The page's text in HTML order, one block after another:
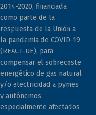
2014-2020, financiada
como parte de la
respuesta de la Unión a
la pandemia de COVID-19
(REACT-UE), para
compensar el sobrecoste
energético de gas natural
y/o electricidad a pymes
y autónomos
especialmente afectados